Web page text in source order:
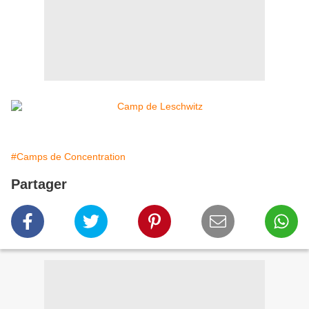
#Camps de Concentration
Partager